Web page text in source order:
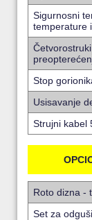
Sigurnosni
temperature
Stop
Usisavanje
Strujni kabel
Roto dizna -
Set za